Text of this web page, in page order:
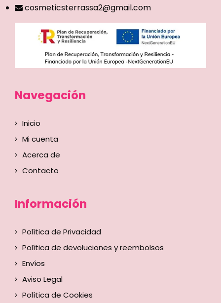
cosmeticsterrassa2@gmail.com
Navegación
Inicio
Mi cuenta
Acerca de
Contacto
Información
Política de Privacidad
Política de devoluciones y reembolsos
Envíos
Aviso Legal
Política de Cookies